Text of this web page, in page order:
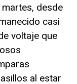
desde
casi
voltaje que
al estar